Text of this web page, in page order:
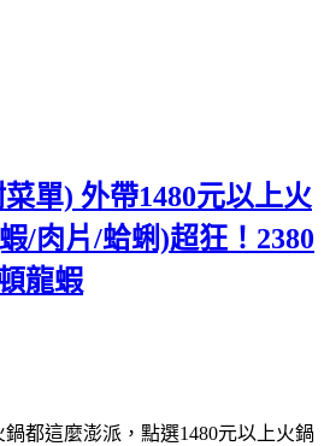
菜單) 外帶1480元以上火
/肉片/蛤蜊)超狂！2380
龍蝦
都這麼澎派，點選1480元以上火鍋